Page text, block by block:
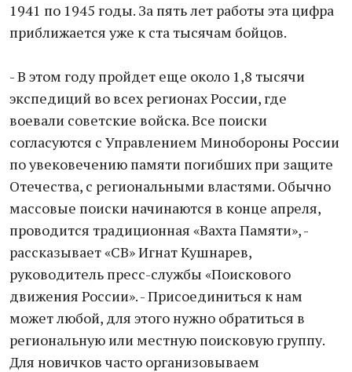
1941 по 1945 годы. За пять лет работы эта цифра
приближается уже к ста тысячам бойцов.
- В этом году пройдет еще около 1,8 тысячи
экспедиций во всех регионах России, где
воевали советские войска. Все поиски
согласуются с Управлением Минобороны России
по увековечению памяти погибших при защите
Отечества, с региональными властями. Обычно
массовые поиски начинаются в конце апреля,
проводится традиционная «Вахта Памяти», -
рассказывает «СВ» Игнат Кушнарев,
руководитель пресс-службы «Поискового
движения России». - Присоединиться к нам
может любой, для этого нужно обратиться в
региональную или местную поисковую группу.
Для новичков часто организовываем